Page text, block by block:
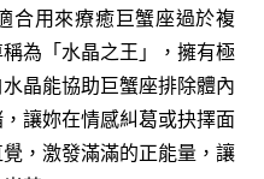
合用來療癒巨蟹座過於複
為「水晶之王」，擁有極
晶能協助巨蟹座排除體內
讓妳在情感糾葛或抉擇面
，激發滿滿的正能量，讓